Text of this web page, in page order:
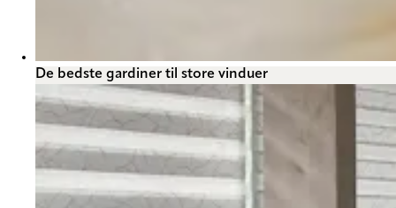
De bedste gardiner til store vinduer